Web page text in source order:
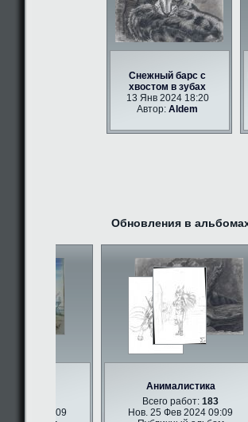
Снежный барс с
хвостом в зубах
13 Янв 2024 18:20
Автор:Aldem
Обновления в
2024 09:09
Анималистика
Всего работ:183
Нов. 25 Фев 2024 09:09